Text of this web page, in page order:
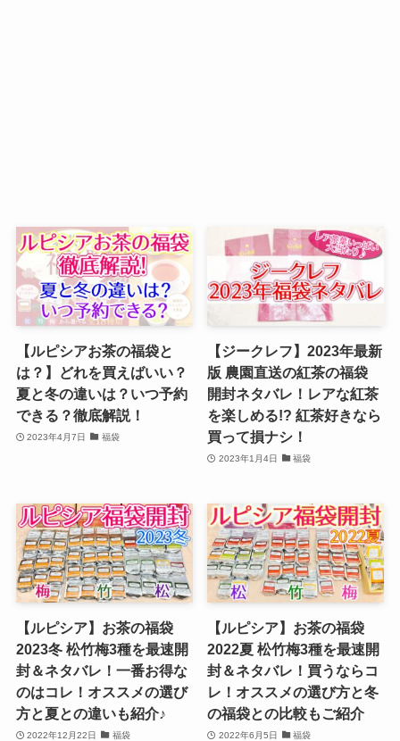
【ルピシアお茶の福袋と
は？】どれを買えばいい？
夏と冬の違いは？いつ予約
できる？徹底解説！
2023年4月7日 福袋
【ジークレフ】2023年最新
版 農園直送の紅茶の福袋
開封ネタバレ！レアな紅茶
を楽しめる!? 紅茶好きなら
買って損ナシ！
2023年1月4日 福袋
【ルピシア】お茶の福袋
2023冬 松竹梅3種を最速開
封＆ネタバレ！一番お得な
のはコレ！オススメの選び
方と夏との違いも紹介♪
2022年12月22日 福袋
【ルピシア】お茶の福袋
2022夏 松竹梅3種を最速開
封＆ネタバレ！買うならコ
レ！オススメの選び方と冬
の福袋との比較もご紹介
2022年6月5日 福袋